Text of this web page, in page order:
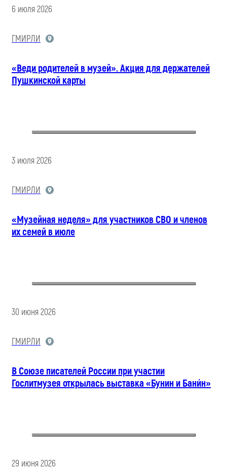
6 июля 2026
ГМИРЛИ
«Веди родителей в музей». Акция для держателей
Пушкинской карты
3 июля 2026
ГМИРЛИ
«Музейная неделя» для участников СВО и членов
их семей в июле
30 июня 2026
ГМИРЛИ
В Союзе писателей России при участии
Гослитмузея открылась выставка «Бунин и Бани́н»
29 июня 2026